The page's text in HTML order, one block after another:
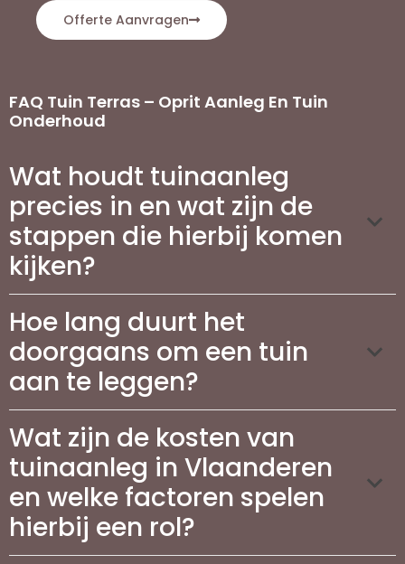
Offerte Aanvragen
FAQ Tuin Terras – Oprit Aanleg En Tuin
Onderhoud
Wat houdt tuinaanleg
precies in en wat zijn de
stappen die hierbij komen
kijken?
Hoe lang duurt het
doorgaans om een tuin
aan te leggen?
Wat zijn de kosten van
tuinaanleg in Vlaanderen
en welke factoren spelen
hierbij een rol?